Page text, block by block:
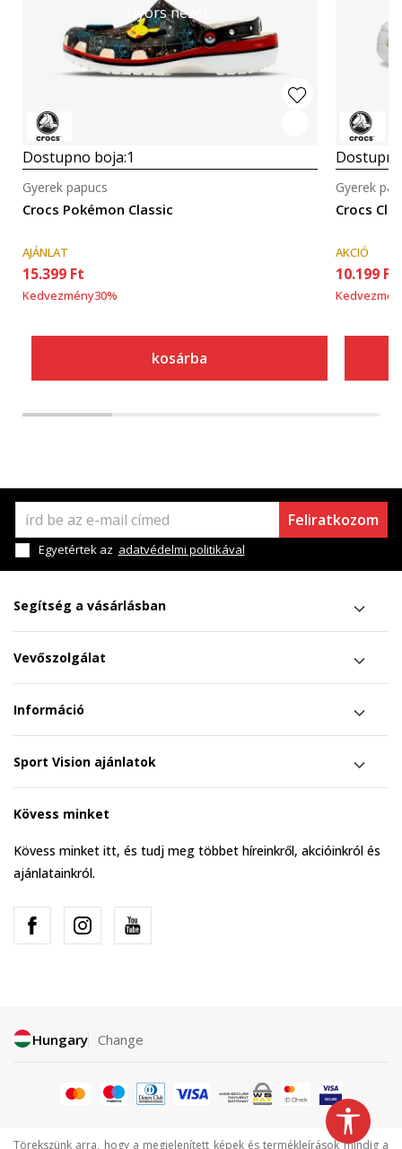
Gyors nézet
Dostupno boja:1
Crocs Pokémon Classic
Gyerek papucs
AJÁNLAT
15.399 Ft
Kedvezmény30%
kosárba
Crocs
Gyerek
AKCIÓ
10.199 Ft
Feliratkozom
Egyetértek az adatvédelmi politikával
Segítség a vásárlásban
Vevőszolgálat
Információ
Sport Vision ajánlatok
Kövess minket
Kövess minket itt, és tudj meg többet híreinkről, akcióinkról és
ajánlatainkról.
Hungary Change
Törekszünk arra, hogy a megjelenített képek és termékleírások mindig a